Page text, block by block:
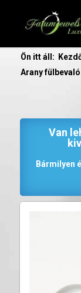
Ön itt áll:
Arany fülbevaló
Van
Bármilyen